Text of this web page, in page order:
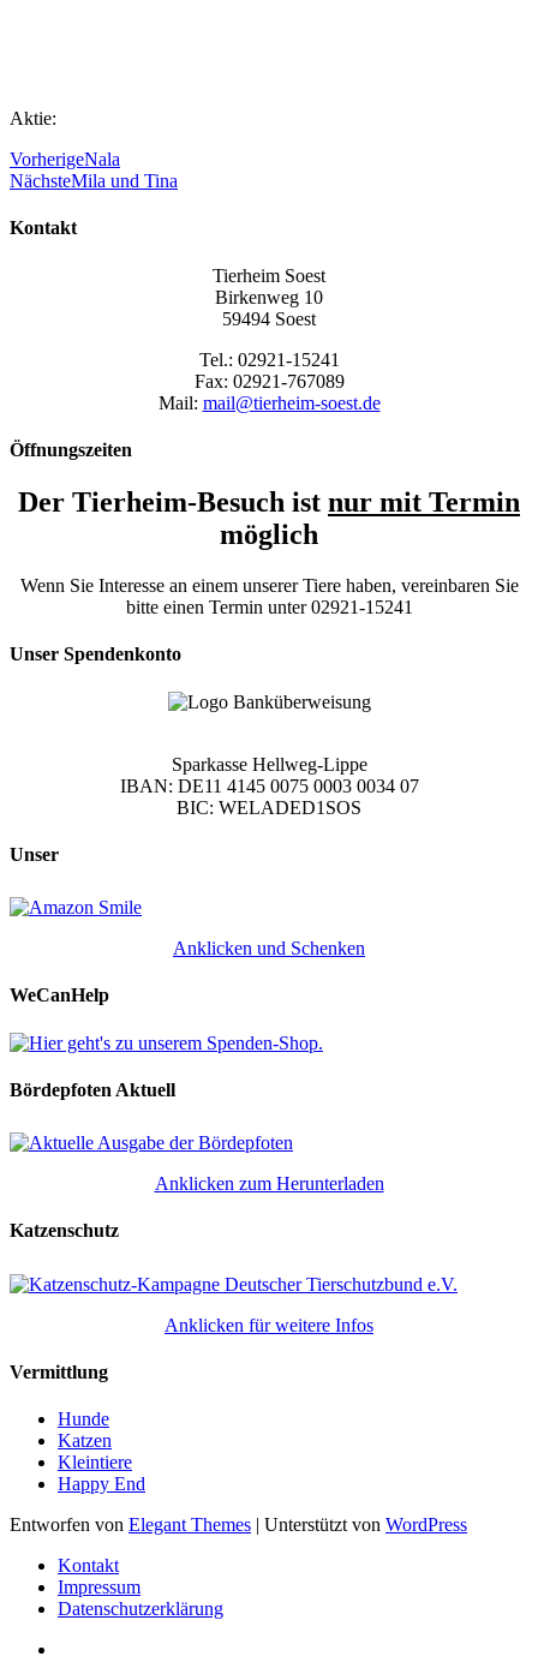
Aktie:
VorherigeNala
NächsteMila und Tina
Kontakt
Tierheim Soest
Birkenweg 10
59494 Soest
Tel.: 02921-15241
Fax: 02921-767089
Mail: mail@tierheim-soest.de
Öffnungszeiten
Der Tierheim-Besuch ist nur mit Termin
möglich
Wenn Sie Interesse an einem unserer Tiere haben, vereinbaren Sie
bitte einen Termin unter 02921-15241
Unser Spendenkonto
Sparkasse Hellweg-Lippe
IBAN: DE11 4145 0075 0003 0034 07
BIC: WELADED1SOS
Unser
Anklicken und Schenken
WeCanHelp
Bördepfoten Aktuell
Anklicken zum Herunterladen
Katzenschutz
Anklicken für weitere Infos
Vermittlung
Hunde
Katzen
Kleintiere
Happy End
Entworfen von Elegant Themes | Unterstützt von WordPress
Kontakt
Impressum
Datenschutzerklärung